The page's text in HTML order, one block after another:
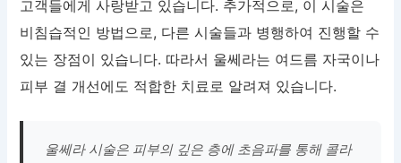
고객들에게 사랑받고 있습니다. 추가적으로, 이 시술은
비침습적인 방법으로, 다른 시술들과 병행하여 진행할 수
있는 장점이 있습니다. 따라서 울쎄라는 여드름 자국이나
피부 결 개선에도 적합한 치료로 알려져 있습니다.
울쎄라 시술은 피부의 깊은 층에 초음파를 통해 콜라